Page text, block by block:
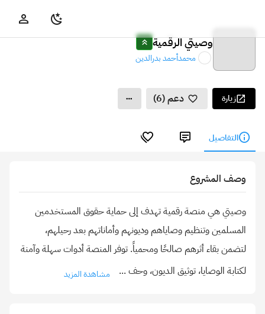
وصيتي الرقمية
محمدأحمد بدرالدين
زيارة دعم (6)
التفاصيل
وصف المشروع
وصيتي هي منصة رقمية تهدف إلى حماية حقوق المستخدمين
المسلمين وتنظيم وصاياهم وديونهم وأماناتهم بعد رحيلهم،
لتضمن بقاء أثرهم صالحًا ومحمياً. توفر المنصة أدوات سهلة وآمنة
لكتابة الوصايا، توثيق الديون، وحف ... مشاهدة المزيد